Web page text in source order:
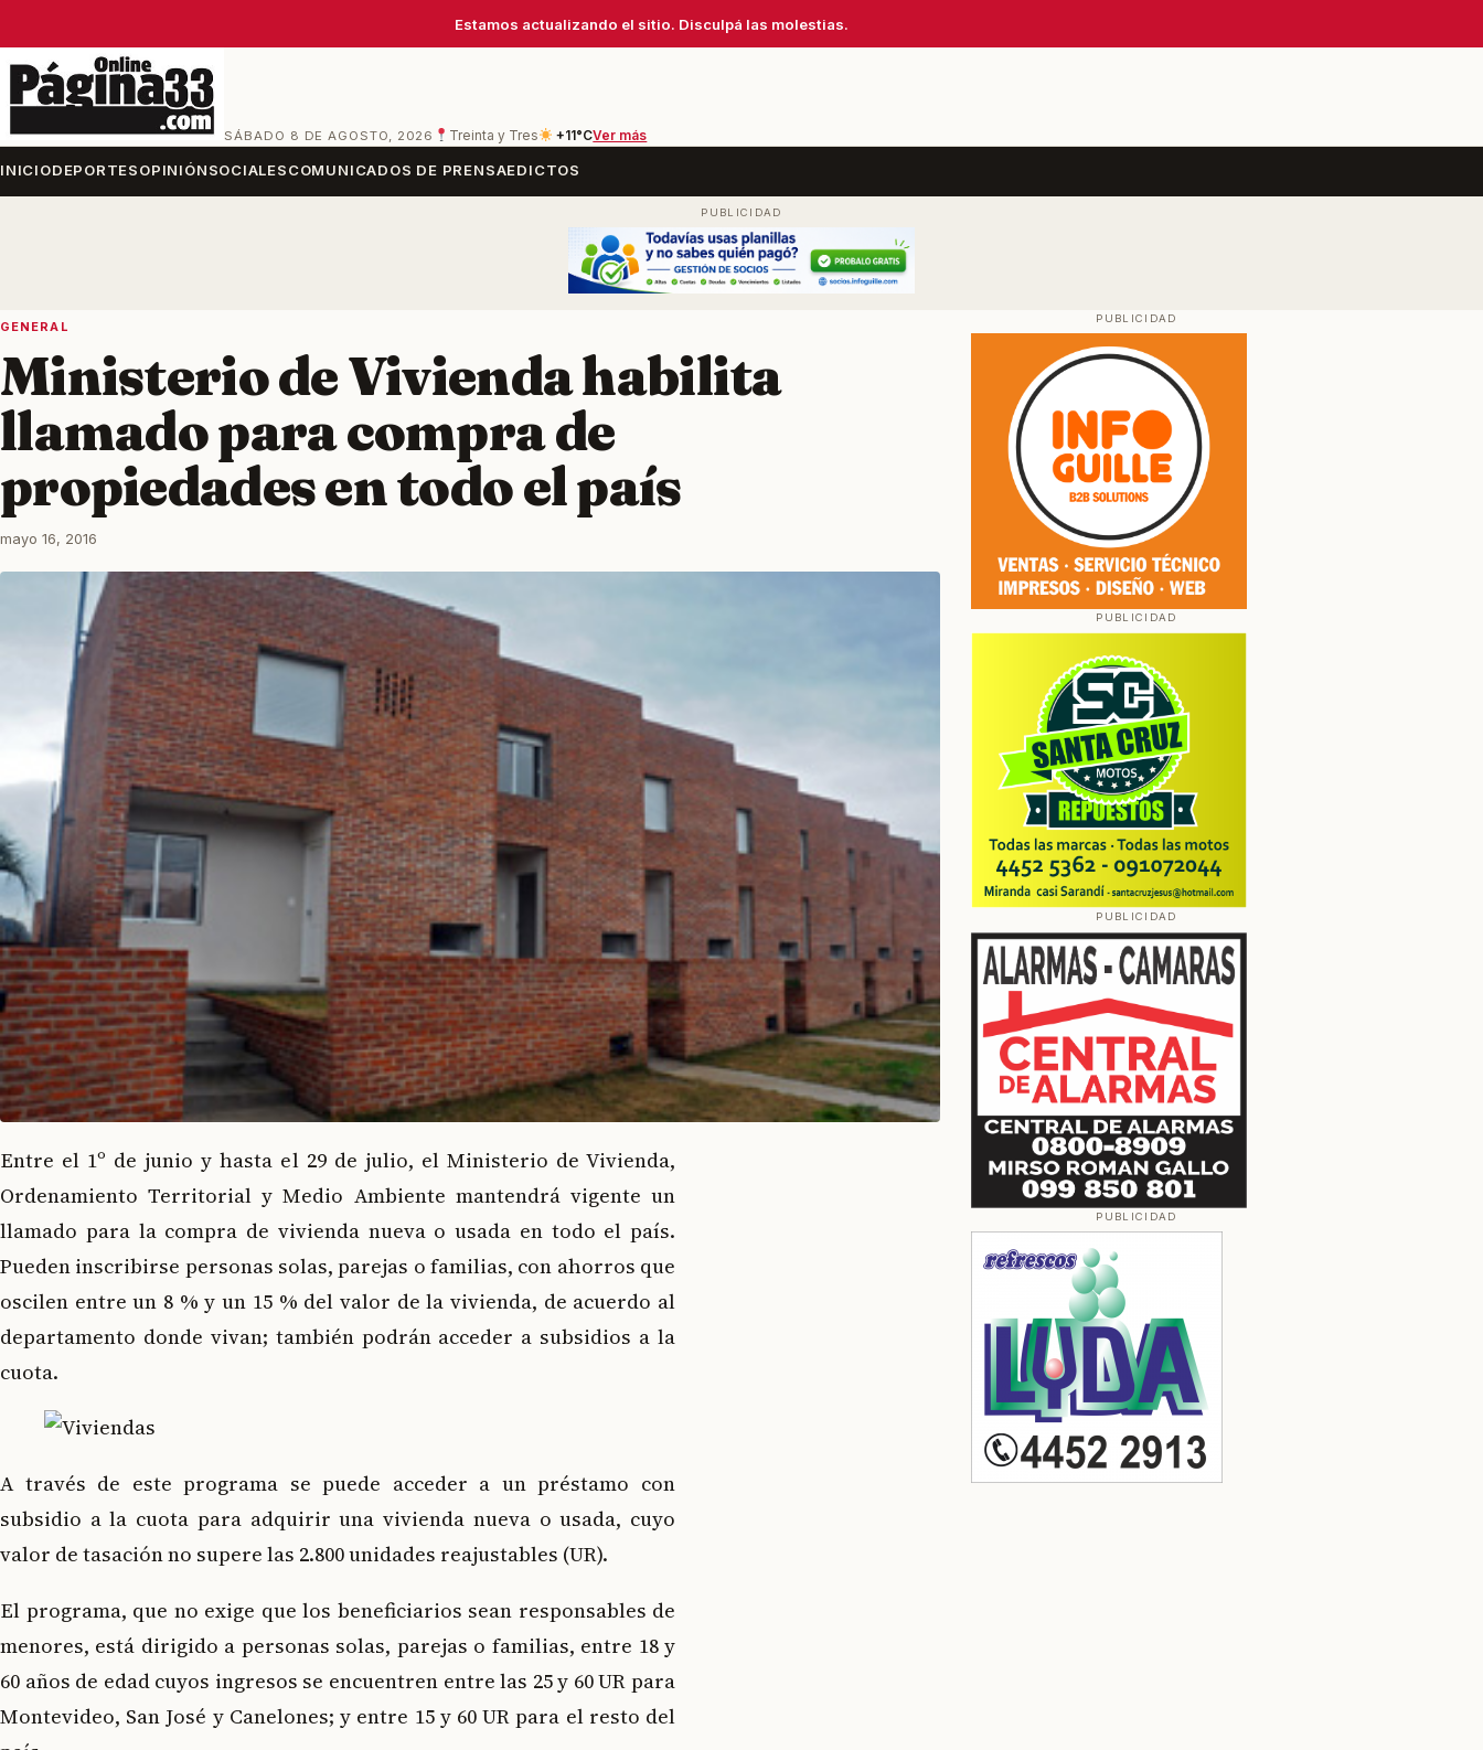
Estamos actualizando el sitio. Disculpá las molestias.
SÁBADO 8 DE AGOSTO, 2026 Treinta y Tres +11°CVer más
INICIODEPORTESOPINIÓNSOCIALESCOMUNICADOS DE PRENSAEDICTOS
GENERAL
Ministerio de Vivienda habilita
llamado para compra de
propiedades en todo el país
mayo 16, 2016
Entre el 1º de junio y hasta el 29 de julio, el Ministerio de Vivienda,
Ordenamiento Territorial y Medio Ambiente mantendrá vigente un
llamado para la compra de vivienda nueva o usada en todo el país.
Pueden inscribirse personas solas, parejas o familias, con ahorros que
oscilen entre un 8 % y un 15 % del valor de la vivienda, de acuerdo al
departamento donde vivan; también podrán acceder a subsidios a la
cuota.
A través de este programa se puede acceder a un préstamo con
subsidio a la cuota para adquirir una vivienda nueva o usada, cuyo
valor de tasación no supere las 2.800 unidades reajustables (UR).
El programa, que no exige que los beneficiarios sean responsables de
menores, está dirigido a personas solas, parejas o familias, entre 18 y
60 años de edad cuyos ingresos se encuentren entre las 25 y 60 UR para
Montevideo, San José y Canelones; y entre 15 y 60 UR para el resto del